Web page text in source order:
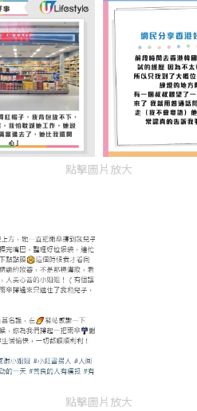
點擊圖片放大
點擊圖片放大